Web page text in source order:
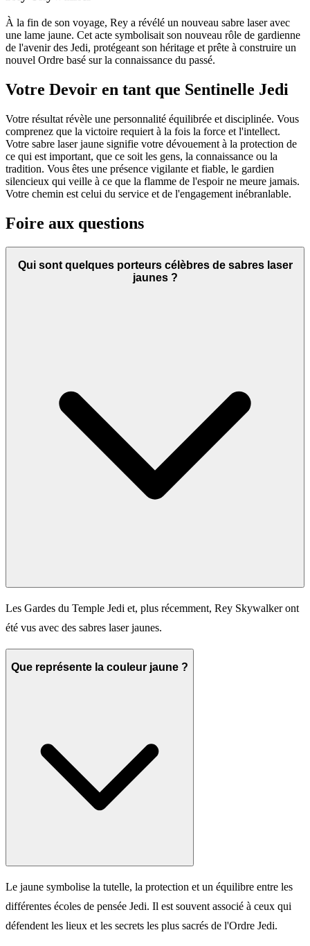
À la fin de son voyage, Rey a révélé un nouveau sabre laser avec
une lame jaune. Cet acte symbolisait son nouveau rôle de gardienne
de l'avenir des Jedi, protégeant son héritage et prête à construire un
nouvel Ordre basé sur la connaissance du passé.
Votre Devoir en tant que Sentinelle Jedi
Votre résultat révèle une personnalité équilibrée et disciplinée. Vous
comprenez que la victoire requiert à la fois la force et l'intellect.
Votre sabre laser jaune signifie votre dévouement à la protection de
ce qui est important, que ce soit les gens, la connaissance ou la
tradition. Vous êtes une présence vigilante et fiable, le gardien
silencieux qui veille à ce que la flamme de l'espoir ne meure jamais.
Votre chemin est celui du service et de l'engagement inébranlable.
Foire aux questions
Qui sont quelques porteurs célèbres de sabres laser
jaunes ?
Les Gardes du Temple Jedi et, plus récemment, Rey Skywalker ont
été vus avec des sabres laser jaunes.
Que représente la couleur jaune ?
Le jaune symbolise la tutelle, la protection et un équilibre entre les
différentes écoles de pensée Jedi. Il est souvent associé à ceux qui
défendent les lieux et les secrets les plus sacrés de l'Ordre Jedi.